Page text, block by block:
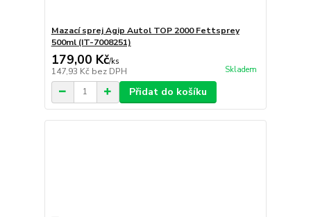
Mazací sprej Agip Autol TOP 2000 Fettsprey
500ml (IT-7008251)
179,00 Kč/ks
147,93 Kč bez DPH Skladem
Přidat do košíku